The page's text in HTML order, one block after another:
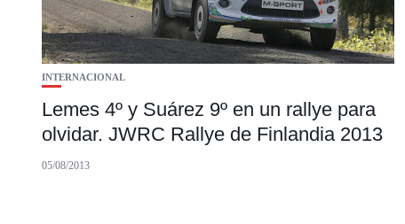
INTERNACIONAL
Lemes 4º y Suárez 9º en un rallye para
olvidar. JWRC Rallye de Finlandia 2013
05/08/2013